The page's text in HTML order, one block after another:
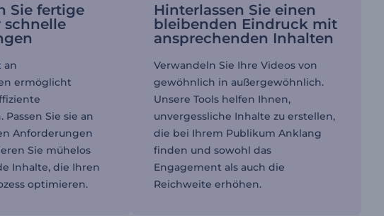
Sie fertige
schnelle
an
ermöglicht
Sie sie an
Anforderungen
Sie mühelos
Inhalte, die Ihren
optimieren.
Hinterlassen Sie einen
bleibenden Eindruck mit
ansprechenden Inhalten
Verwandeln Sie Ihre Videos von
gewöhnlich in außergewöhnlich.
Unsere Tools helfen Ihnen,
unvergessliche Inhalte zu erstellen,
die bei Ihrem Publikum Anklang
finden und sowohl das
Engagement als auch die
Reichweite erhöhen.